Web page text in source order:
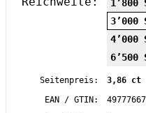
1’800
3’000
4’000
6’500
Seitenpreis:
3,86 ct
EAN / GTIN: